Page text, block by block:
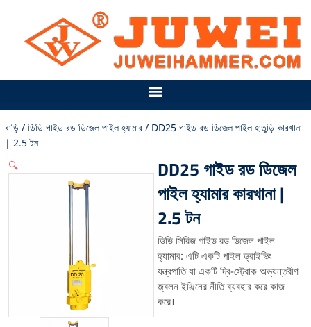
বাড়ি / ডিডি গাইড রড ডিজেল পাইল হ্যামার / DD25 গাইড রড ডিজেল পাইল হাতুড়ি কারখানা
| 2.5 টন
🔍
DD25 গাইড রড ডিজেল
পাইল হ্যামার কারখানা |
2.5 টন
ডিডি সিরিজ গাইড রড ডিজেল পাইল
হ্যামার: এটি একটি পাইল ড্রাইভিং
যন্ত্রপাতি যা একটি দ্বি-স্ট্রোক অভ্যন্তরীণ
জ্বলন ইঞ্জিনের নীতি ব্যবহার করে কাজ
করে।